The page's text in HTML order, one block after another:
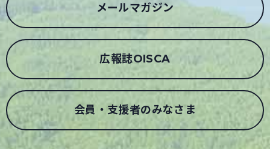
メールマガジン
広報誌OISCA
会員・支援者のみなさま